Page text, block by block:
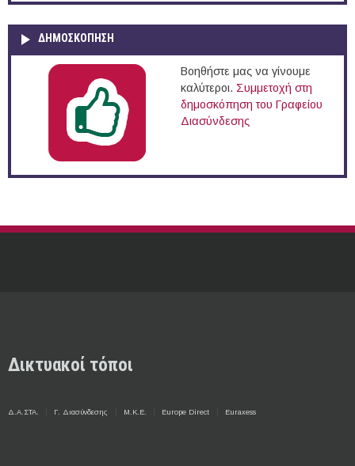
ΔΗΜΟΣΚΌΠΗΣΗ
Βοηθήστε μας να γίνουμε
καλύτεροι. Συμμετοχή στη
δημοσκόπηση του Γραφείου
Διασύνδεσης
Δικτυακοί τόποι
Δ.Α.ΣΤΑ. Γ. Διασύνδεσης Μ.Κ.Ε. Europe Direct Euraxess